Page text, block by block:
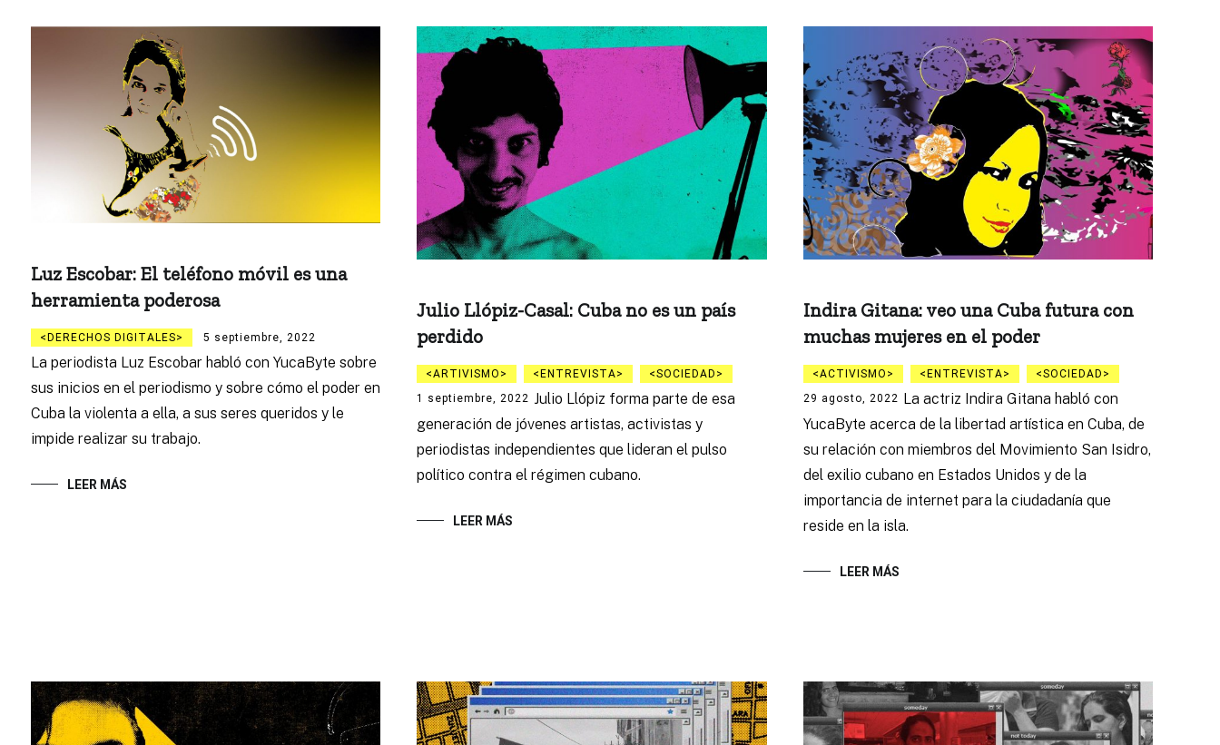
Luz Escobar: El teléfono móvil es una
herramienta poderosa
DERECHOS DIGITALES 5 septiembre, 2022
La periodista Luz Escobar habló con YucaByte sobre
sus inicios en el periodismo y sobre cómo el poder en
Cuba la violenta a ella, a sus seres queridos y le
impide realizar su trabajo.
LEER MÁS
Julio Llópiz-Casal: Cuba no es un país
perdido
ARTIVISMO ENTREVISTA
SOCIEDAD
1 septiembre, 2022 Julio Llópiz forma parte de esa
generación de jóvenes artistas, activistas y
periodistas independientes que lideran el pulso
político contra el régimen cubano.
LEER MÁS
Indira Gitana: veo una Cuba futura con
muchas mujeres en el poder
ACTIVISMO ENTREVISTA
SOCIEDAD
29 agosto, 2022
La actriz Indira Gitana habló con
YucaByte acerca de la libertad artística en Cuba, de
su relación con miembros del Movimiento San Isidro,
del exilio cubano en Estados Unidos y de la
importancia de internet para la ciudadanía que
reside en la isla.
LEER MÁS